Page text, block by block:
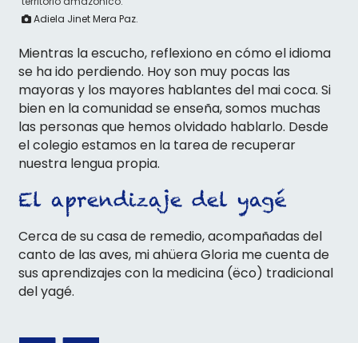
Adiela Jinet Mera Paz.
Mientras la escucho, reflexiono en cómo el idioma
se ha ido perdiendo. Hoy son muy pocas las
mayoras y los mayores hablantes del mai coca. Si
bien en la comunidad se enseña, somos muchas
las personas que hemos olvidado hablarlo. Desde
el colegio estamos en la tarea de recuperar
nuestra lengua propia.
El aprendizaje del yagé
Cerca de su casa de remedio, acompañadas del
canto de las aves, mi ahüera Gloria me cuenta de
sus aprendizajes con la medicina (ëco) tradicional
del yagé.